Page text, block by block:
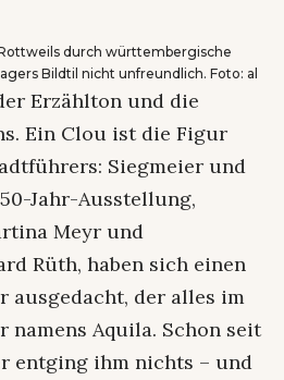
durch württembergische
Bildtil nicht unfreundlich. Foto: al
Erzählton und die
Ein Clou ist die Figur
Siegmeier und
Jahr-Ausstellung,
Meyr und
Rüth, haben sich einen
ausgedacht, der alles im
namens Aquila. Schon seit
entging ihm nichts – und